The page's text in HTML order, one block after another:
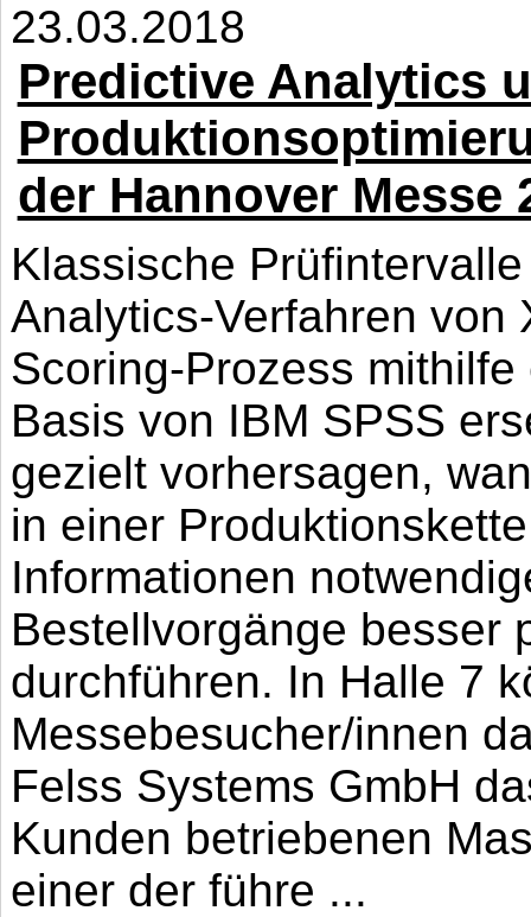
23.03.2018
Predictive Analytics
der Hannover Messe
Klassische
Analytics-Verfahren von
Scoring-Prozess
Basis von IBM SPSS
gezielt vorhersagen,
in einer
Informationen
Bestellvorgänge besser
durchführen. In Halle 7
Messebesucher/innen
Felss Systems GmbH
Kunden betriebenen
einer der führe ...